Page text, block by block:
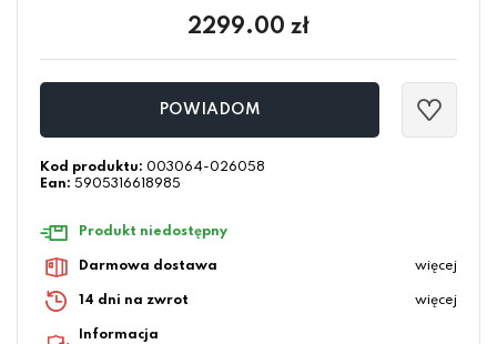
2299.00 zł
POWIADOM
Kod produktu: 003064-026058
Ean: 5905316618985
Produkt niedostępny
Darmowa dostawa więcej
14 dni na zwrot więcej
Informacja